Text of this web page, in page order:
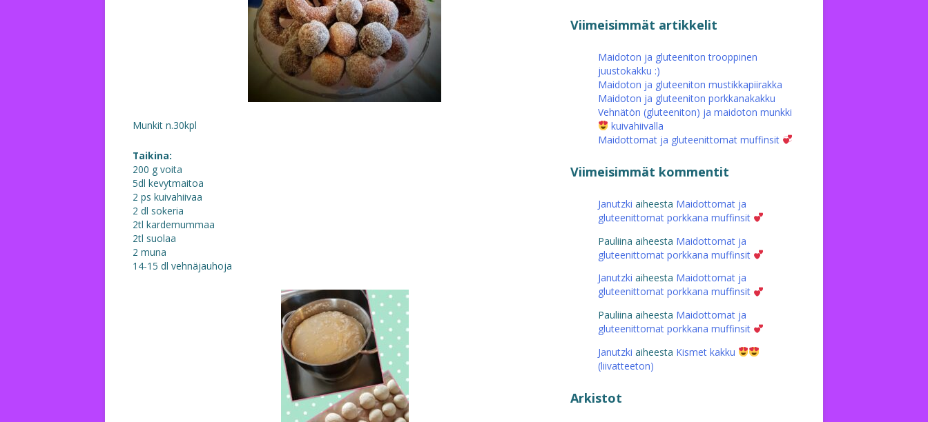
Munkit n.30kpl
Taikina:
200 g voita
5dl kevytmaitoa
2 ps kuivahiivaa
2 dl sokeria
2tl kardemummaa
2tl suolaa
2 muna
14-15 dl vehnäjauhoja
Viimeisimmät artikkelit
Maidoton ja gluteeniton trooppinen
juustokakku :)
Maidoton ja gluteeniton mustikkapiirakka
Maidoton ja gluteeniton porkkanakakku
Vehnätön (gluteeniton) ja maidoton munkki
kuivahiivalla
Maidottomat ja gluteenittomat muffinsit
Viimeisimmät kommentit
Janutzki aiheesta Maidottomat ja
gluteenittomat porkkana muffinsit
Pauliina aiheesta Maidottomat ja
gluteenittomat porkkana muffinsit
Janutzki aiheesta Maidottomat ja
gluteenittomat porkkana muffinsit
Pauliina aiheesta Maidottomat ja
gluteenittomat porkkana muffinsit
Janutzki aiheesta Kismet kakku
(liivatteeton)
Arkistot